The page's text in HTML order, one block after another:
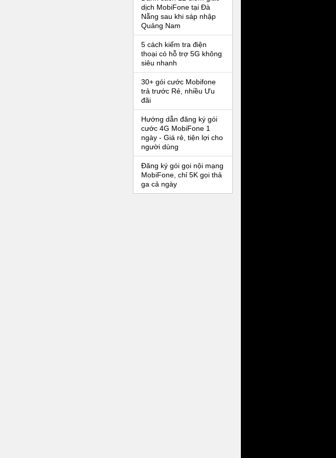
dịch MobiFone tại Đà
Nẵng sau khi sáp nhập
Quảng Nam
5 cách kiểm tra điện
thoại có hỗ trợ 5G không
siêu nhanh
30+ gói cước Mobifone
trả trước Rẻ, nhiều Ưu
đãi
Hướng dẫn đăng ký gói
cước 4G MobiFone 1
ngày - Giá rẻ, tiện lợi cho
người dùng
Đăng ký gói gọi nội mạng
MobiFone, chỉ 5K gọi thả
ga cả ngày